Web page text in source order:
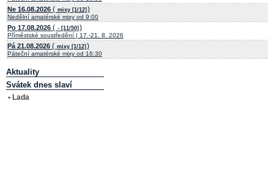
Ne 16.08.2026 ( mixy [1/12] )
Nedělní amatérské mixy od 9:00
Po 17.08.2026 ( - [11/50] )
Příměstské soustředění | 17.-21. 8. 2026
Pá 21.08.2026 ( mixy [1/12] )
Páteční amatérské mixy od 16:30
Aktuality
Svátek dnes slaví
• Lada